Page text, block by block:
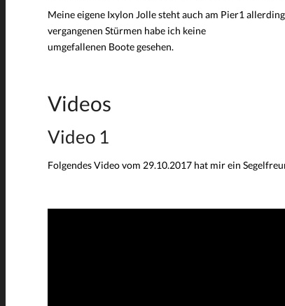
Meine eigene Ixylon Jolle steht auch am Pier1
vergangenen Stürmen habe ich keine
umgefallenen Boote gesehen.
Videos
Video 1
Folgendes Video vom 29.10.2017 hat mir ein